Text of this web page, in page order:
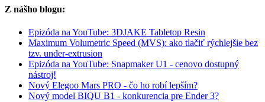
Z nášho blogu:
Epizóda na YouTube: 3DJAKE Tabletop Resin
Maximum Volumetric Speed (MVS): ako tlačiť rýchlejšie bez
tzv. under-extrusion
Epizóda na YouTube: Snapmaker U1 - cenovo dostupný
nástroj!
Nový Elegoo Mars PRO - čo ho robí lepším?
Nový model BIQU B1 - konkurencia pre Ender 3?